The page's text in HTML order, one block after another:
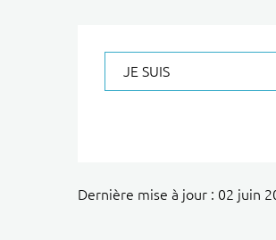
JE SUIS
Dernière mise à jour : 02 juin